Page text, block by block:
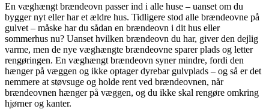
En væghængt brændeovn passer ind i alle huse – uanset om du
bygger nyt eller har et ældre hus. Tidligere stod alle brændeovne på
gulvet – måske har du sådan en brændeovn i dit hus eller
sommerhus nu? Uanset hvilken brændeovn du har, giver den dejlig
varme, men de nye væghængte brændeovne sparer plads og letter
rengøringen. En væghængt brændeovn syner mindre, fordi den
hænger på væggen og ikke optager dyrebar gulvplads – og så er det
nemmere at støvsuge og holde rent ved brændeovnen, når
brændeovnen hænger på væggen, og du ikke skal rengøre omkring
hjørner og kanter.